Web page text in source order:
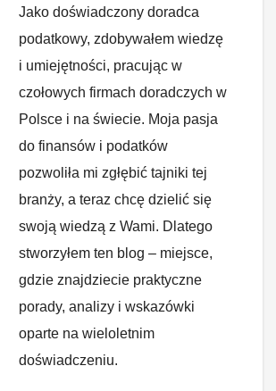
Jako doświadczony doradca
podatkowy, zdobywałem wiedzę
i umiejętności, pracując w
czołowych firmach doradczych w
Polsce i na świecie. Moja pasja
do finansów i podatków
pozwoliła mi zgłębić tajniki tej
branży, a teraz chcę dzielić się
swoją wiedzą z Wami. Dlatego
stworzyłem ten blog – miejsce,
gdzie znajdziecie praktyczne
porady, analizy i wskazówki
oparte na wieloletnim
doświadczeniu.